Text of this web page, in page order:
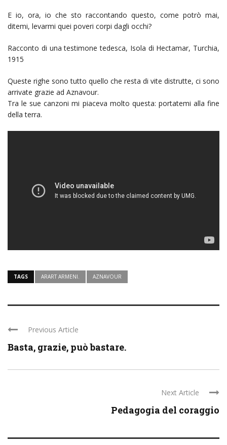
E io, ora, io che sto raccontando questo, come potrò mai,
ditemi, levarmi quei poveri corpi dagli occhi?
Racconto di una testimone tedesca, Isola di Hectamar, Turchia,
1915
Queste righe sono tutto quello che resta di vite distrutte, ci sono
arrivate grazie ad Aznavour.
Tra le sue canzoni mi piaceva molto questa: portatemi alla fine
della terra.
TAGS ARART ARMENI. AZNAVOUR
Previous Article
Basta, grazie, può bastare.
Next Article
Pedagogia del coraggio